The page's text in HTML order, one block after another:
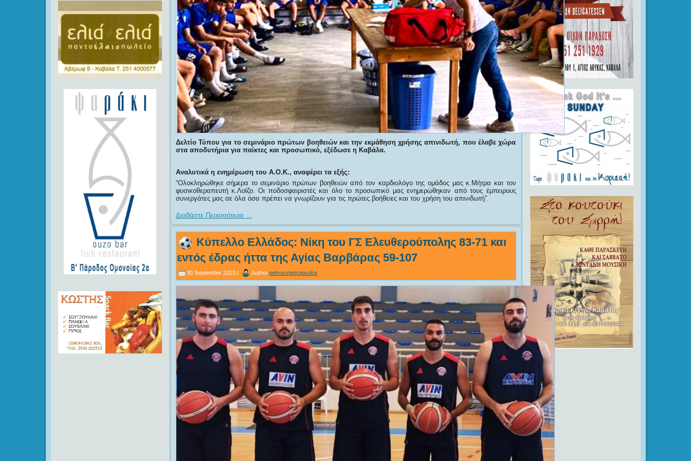
Δελτίο Τύπου για το σεμινάριο πρώτων βοηθειών και την εκμάθηση χρήσης απινιδωτή, που έλαβε χώρα
στα αποδυτήρια για παίκτες και προσωπικό, εξέδωσε η Καβάλα.
Αναλυτικά η ενημέρωση του Α.Ο.Κ., αναφέρει τα εξής:
“Ολοκληρώθηκε σήμερα το σεμινάριο πρώτων βοηθειών από τον καρδιολόγο της ομάδος μας κ.Μήτρα και τον
φυσικοθεραπευτή κ.Λοϊζο. Οι ποδοσφαιριστές και όλο το προσωπικό μας ενημερώθηκαν από τους έμπειρους
συνεργάτες μας σε όλα όσα πρέπει να γνωρίζουν για τις πρώτες βοήθειες και του χρήση του απινιδωτή”.
Διαβάστε Περισσότερα ...
Κύπελλο Ελλάδος: Νίκη του ΓΣ Ελευθερούπολης 83-71 και
εντός έδρας ήττα της Αγίας Βαρβάρας 59-107
30 September 2023 | Author petrosvpetropoulos